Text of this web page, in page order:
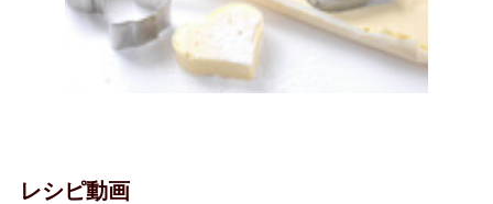
レシピ動画